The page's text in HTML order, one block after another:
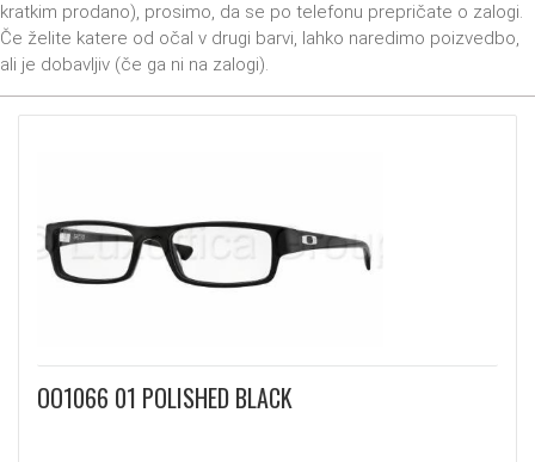
kratkim prodano), prosimo, da se po telefonu prepričate o zalogi.
Če želite katere od očal v drugi barvi, lahko naredimo poizvedbo,
ali je dobavljiv (če ga ni na zalogi).
OO1066 01 POLISHED BLACK